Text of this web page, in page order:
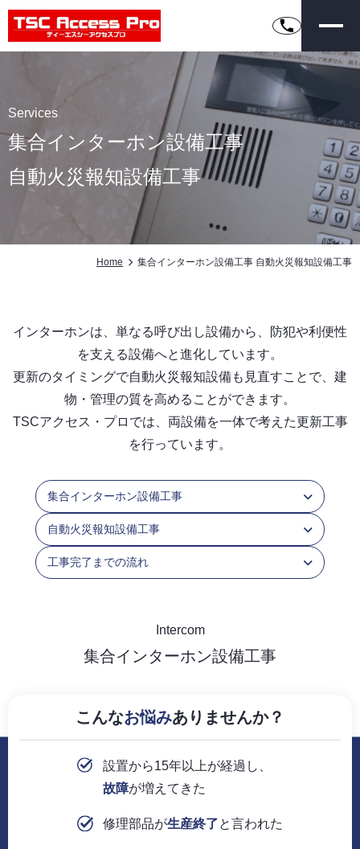
Services
集合インターホン設備工事
自動火災報知設備工事
Home 集合インターホン設備工事 自動火災報知設備工事
インターホンは、単なる呼び出し設備から、防犯や利便性
を支える設備へと進化しています。
更新のタイミングで自動火災報知設備も見直すことで、建
物・管理の質を高めることができます。
TSCアクセス・プロでは、両設備を一体で考えた更新工事
を行っています。
集合インターホン設備工事
自動火災報知設備工事
工事完了までの流れ
Intercom
集合インターホン設備工事
こんなお悩みありませんか？
設置から15年以上が経過し、
故障が増えてきた
修理部品が生産終了と言われた